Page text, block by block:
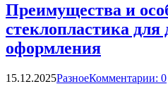
Преимущества и
стеклопластика для
оформления
15.12.2025РазноеКомментарии: 0